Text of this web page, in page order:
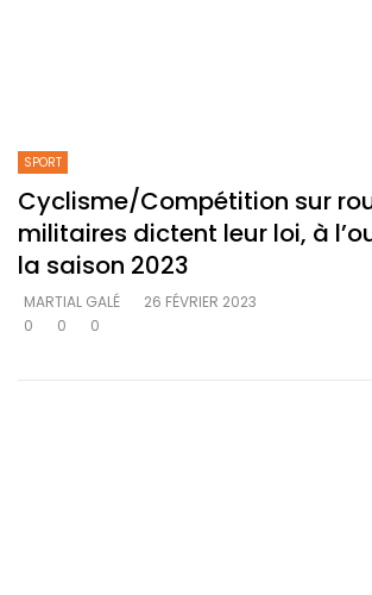
SPORT
Cyclisme/Compétition sur
militaires dictent leur loi, à
la saison 2023
MARTIAL GALÉ
26 FÉVRIER 2023
0
0 0